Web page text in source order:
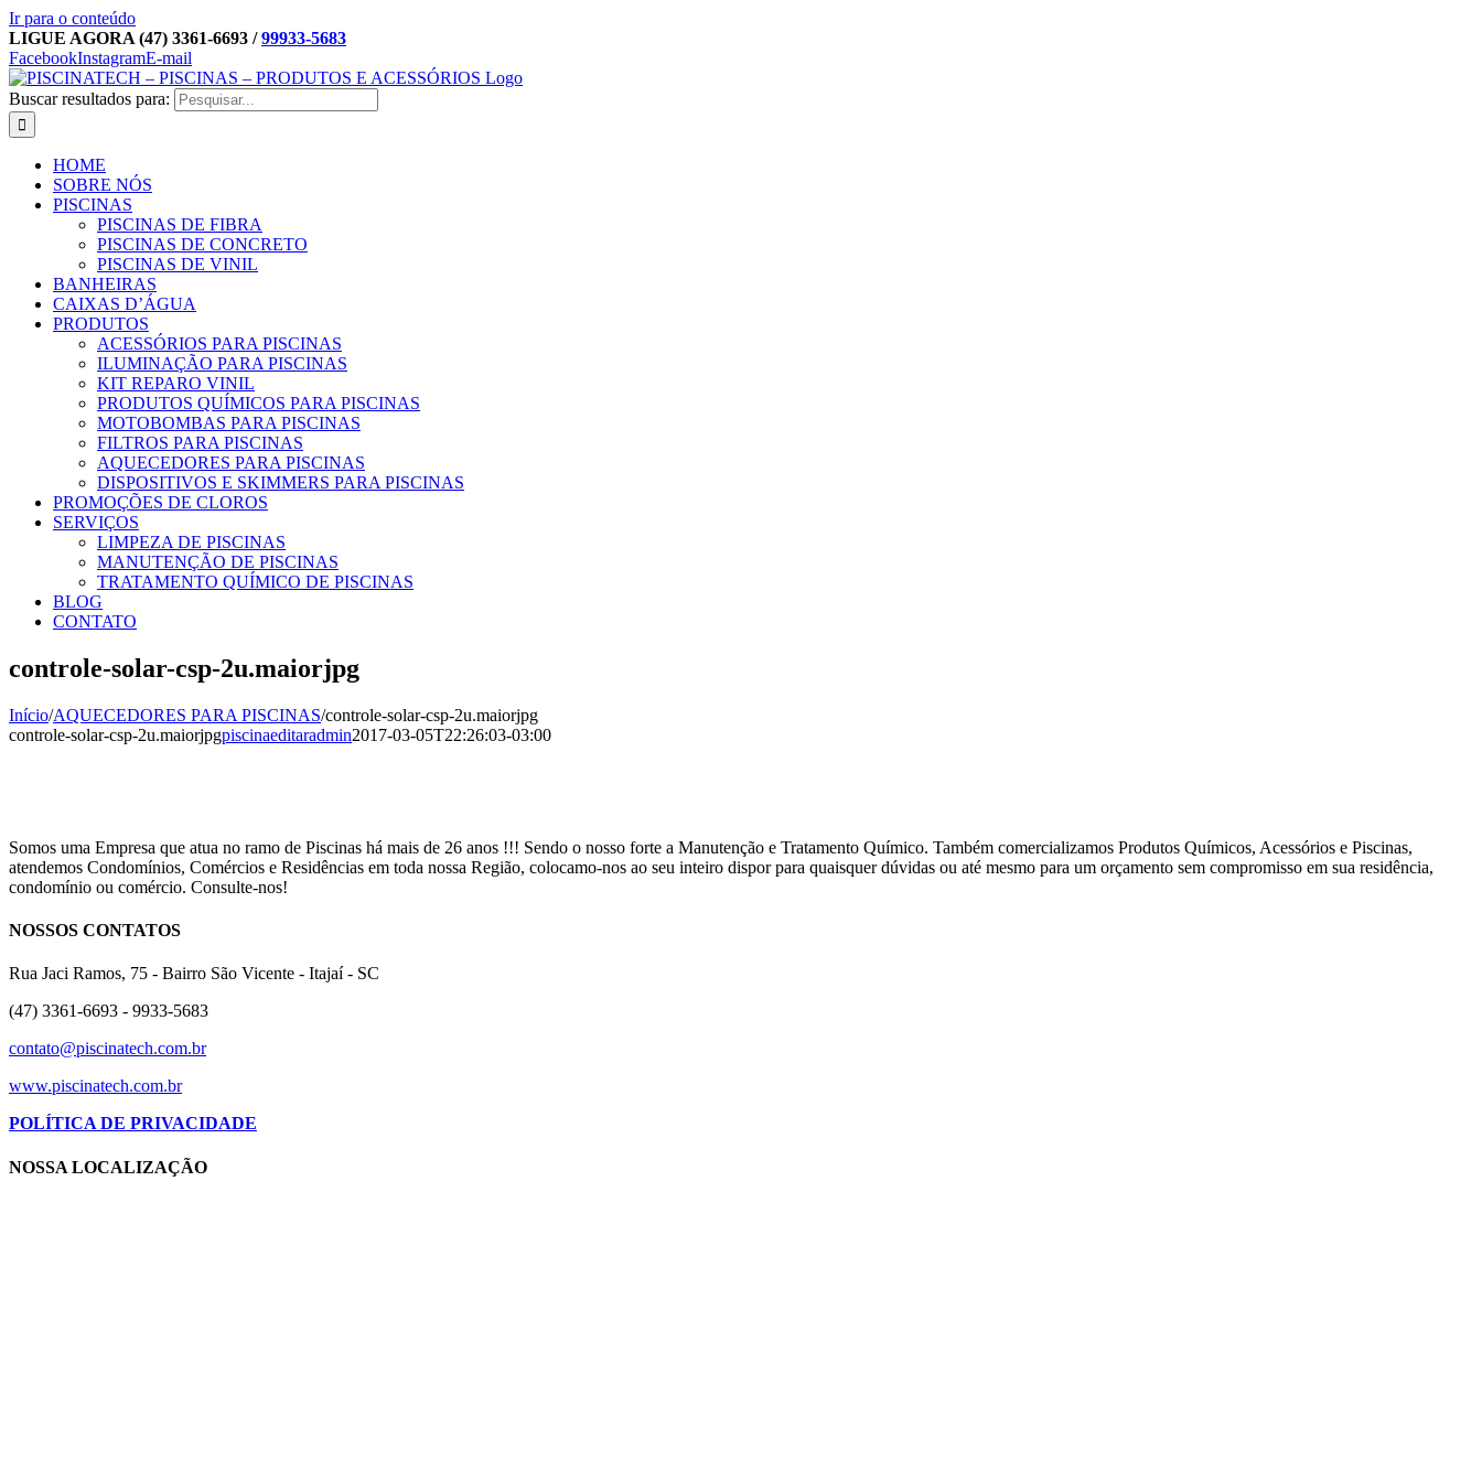
Ir para o conteúdo
LIGUE AGORA (47) 3361-6693 /99933-5683
FacebookInstagramE-mail
Buscar resultados para:
HOME
SOBRE NÓS
PISCINAS
PISCINAS DE FIBRA
PISCINAS DE CONCRETO
PISCINAS DE VINIL
BANHEIRAS
CAIXAS D’ÁGUA
PRODUTOS
ACESSÓRIOS PARA PISCINAS
ILUMINAÇÃO PARA PISCINAS
KIT REPARO VINIL
PRODUTOS QUÍMICOS PARA PISCINAS
MOTOBOMBAS PARA PISCINAS
FILTROS PARA PISCINAS
AQUECEDORES PARA PISCINAS
DISPOSITIVOS E SKIMMERS PARA PISCINAS
PROMOÇÕES DE CLOROS
SERVIÇOS
LIMPEZA DE PISCINAS
MANUTENÇÃO DE PISCINAS
TRATAMENTO QUÍMICO DE PISCINAS
BLOG
CONTATO
controle-solar-csp-2u.maiorjpg
Início/AQUECEDORES PARA PISCINAS/controle-solar-csp-2u.maiorjpg
controle-solar-csp-2u.maiorjpgpiscinaeditaradmin2017-03-05T22:26:03-03:00
Somos uma Empresa que atua no ramo de Piscinas há mais de 26 anos !!! Sendo o nosso forte a Manutenção e Tratamento Químico. Também comercializamos Produtos Químicos, Acessórios e Piscinas,
atendemos Condomínios, Comércios e Residências em toda nossa Região, colocamo-nos ao seu inteiro dispor para quaisquer dúvidas ou até mesmo para um orçamento sem compromisso em sua residência,
condomínio ou comércio. Consulte-nos!
NOSSOS CONTATOS
Rua Jaci Ramos, 75 - Bairro São Vicente - Itajaí - SC
(47) 3361-6693 - 9933-5683
contato@piscinatech.com.br
www.piscinatech.com.br
POLÍTICA DE PRIVACIDADE
NOSSA LOCALIZAÇÃO